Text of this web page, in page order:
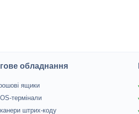
обладнання
ящики
термінали
штрих-коду